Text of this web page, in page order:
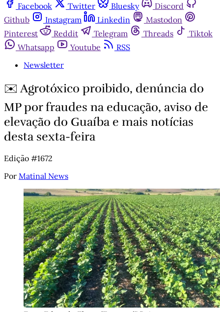
Facebook
Twitter Bluesky
Discord
Github
Instagram Linkedin
Mastodon
Pinterest
Reddit Telegram Threads
Tiktok
Whatsapp
Youtube
RSS
Newsletter
✉️ Agrotóxico proibido, denúncia do
MP por fraudes na educação, aviso de
elevação do Guaíba e mais notícias
desta sexta-feira
Edição #1672
Por Matinal News